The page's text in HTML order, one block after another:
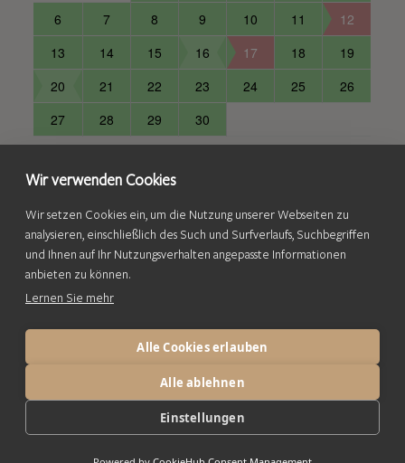
6
7 8 9 10 11
12
13
14 15 16 17 18
19
20
21 22 23 24 25
26
27
28 29 30
No arrival
Departure only
1
No continuous stay
© 2010 - 2026 CASABLANCAhotelsoftware GmbH.
Wir verwenden Cookies
Wir setzen Cookies ein, um die Nutzung unserer Webseiten zu
analysieren, einschließlich des Such und Surfverlaufs, Suchbegriffen
und Ihnen auf Ihr Nutzungsverhalten angepasste Informationen
anbieten zu können.
Lernen Sie mehr
Alle Cookies erlauben
Alle ablehnen
Einstellungen